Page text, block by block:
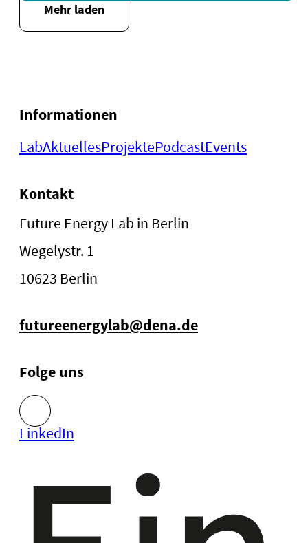
Mehr laden
Informationen
LabAktuellesProjektePodcastEvents
Kontakt
Future Energy Lab in Berlin
Wegelystr. 1
10623 Berlin
futureenergylab@dena.de
Folge uns
LinkedIn